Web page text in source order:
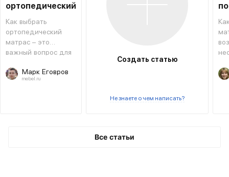
ортопедический
матрас
Как выбрать
ортопедический
матрас – это
важный вопрос для
сменить
предыдущий или
Марк Еговров
mebel.ru
Создать статью
Не знаете о чем написать?
Все статьи